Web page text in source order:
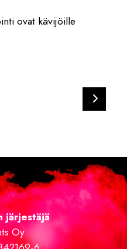
ovat kävijöille
järjestäjä
Oy